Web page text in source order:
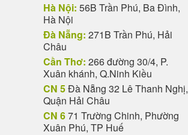
Hà Nội: 56B Trần Phú, Ba Đình,
Hà Nội
Đà Nẵng: 271B Trần Phú, Hải
Châu
Cần Thơ: 266 đường 30/4, P.
Xuân khánh, Q.Ninh Kiều
CN 5Đà Nẵng 32 Lê Thanh Nghị,
Quận Hải Châu
CN 671 Trường Chinh, Phường
Xuân Phú, TP Huế